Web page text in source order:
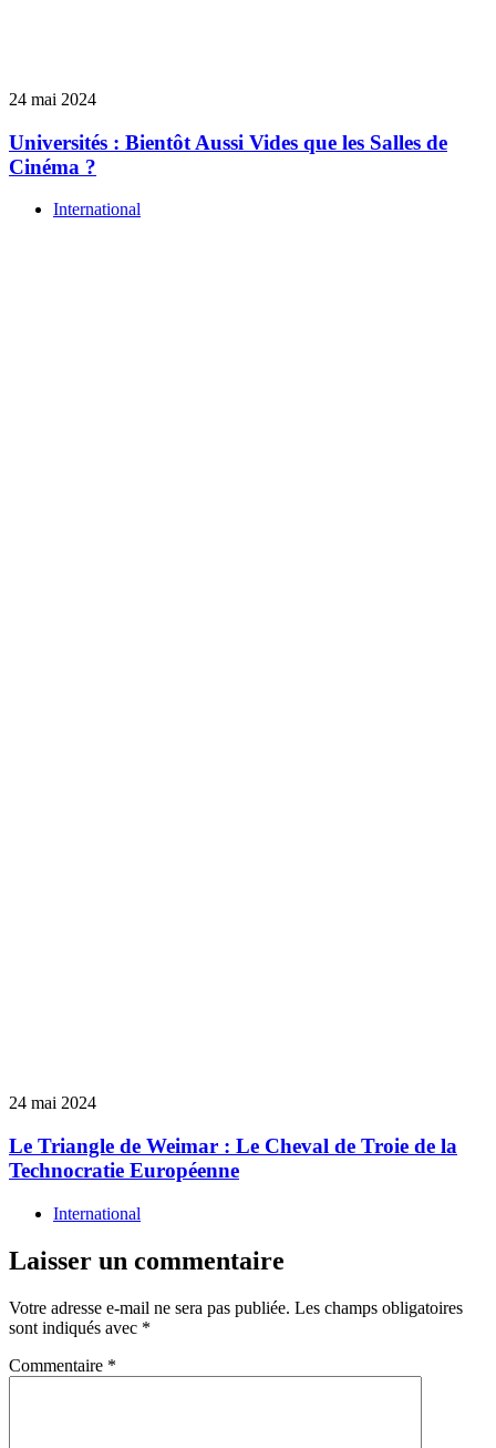
24 mai 2024
Universités : Bientôt Aussi Vides que les Salles de
Cinéma ?
International
24 mai 2024
Le Triangle de Weimar : Le Cheval de Troie de la
Technocratie Européenne
International
Laisser un commentaire
Votre adresse e-mail ne sera pas publiée. Les champs obligatoires
sont indiqués avec *
Commentaire *